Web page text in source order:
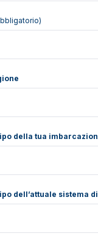
della tua
dell’attuale sistema